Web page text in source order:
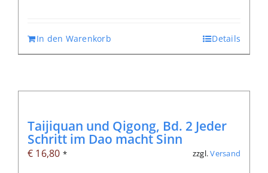
In den Warenkorb Details
Taijiquan und Qigong, Bd. 2 Jeder
Schritt im Dao macht Sinn
€ 16,80 * zzgl.Versand